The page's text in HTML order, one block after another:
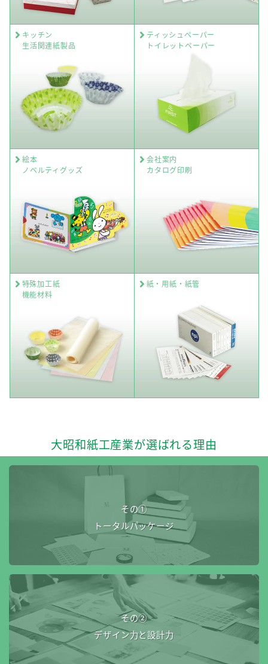
キッチン
生活関連紙製品
ティッシュペーパー
トイレットペーパー
絵本
ノベルティグッズ
会社案内
カタログ印刷
特殊加工紙
機能材料
紙・用紙・紙管
大昭和紙工産業が選ばれる理由
その①
トータルパッケージ
その②
デザイン力と設計力